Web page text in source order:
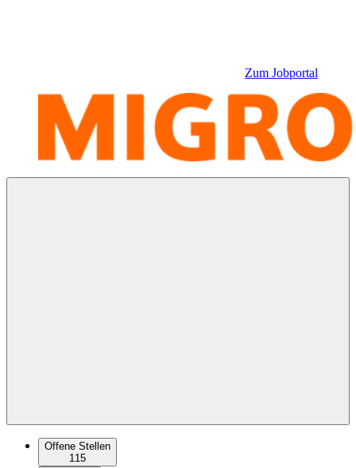
Zum Jobportal
Offene Stellen
115